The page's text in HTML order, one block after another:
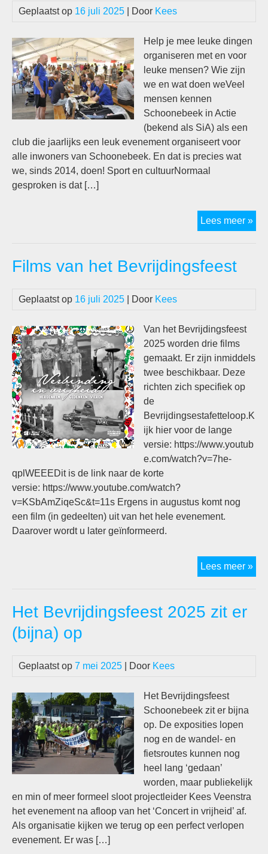
Geplaatst op 16 juli 2025 | Door Kees
Help je mee leuke dingen
organiseren met en voor
leuke mensen? Wie zijn
we en wat doen weVeel
mensen kennen
Schoonebeek in Actie
(bekend als SiA) als een
club die jaarlijks een leuk evenement organiseert voor
alle inwoners van Schoonebeek. En dat is precies wat
we, sinds 2014, doen! Sport en cultuurNormaal
gesproken is dat […]
Lees meer »SiA
Films van het Bevrijdingsfeest
Geplaatst op 16 juli 2025 | Door Kees
Van het Bevrijdingsfeest
2025 worden drie films
gemaakt. Er zijn inmiddels
twee beschikbaar. Deze
richten zich specifiek op
de
Bevrijdingsestafetteloop.K
ijk hier voor de lange
versie: https://www.youtub
e.com/watch?v=7he-
qplWEEEDit is de link naar de korte
versie: https://www.youtube.com/watch?
v=KSbAmZiqeSc&t=11s Ergens in augustus komt nog
een film (in gedeelten) uit van het hele evenement.
Daarover wordt u later geïnformeerd.
Lees meer »
van
Het Bevrijdingsfeest 2025 zit er
(bijna) op
Geplaatst op 7 mei 2025 | Door Kees
Het Bevrijdingsfeest
Schoonebeek zit er bijna
op. De exposities lopen
nog en de wandel- en
fietsroutes kunnen nog
heel lang ‘gedaan’
worden, maar publiekelijk
en min of meer formeel sloot projectleider Kees Veenstra
het evenement na afloop van het ‘Concert in vrijheid’ af.
Als organisatie kijken we terug op een perfect verlopen
evenement. Er was […]